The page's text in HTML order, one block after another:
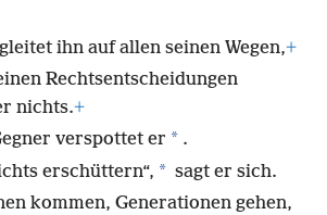
ihn auf allen seinen Wegen,+
Rechtsentscheidungen
nichts.+
verspottet er * .
erschüttern“, * sagt er sich.
kommen, Generationen gehen,